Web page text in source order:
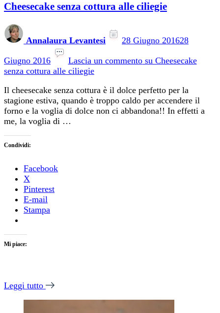
Cheesecake senza cottura alle ciliegie
Annalaura Levantesi 28 Giugno 201628
Giugno 2016 Lascia un commentosu Cheesecake
senza cottura alle ciliegie
Il cheesecake senza cottura è il dolce perfetto per la
stagione estiva, quando è troppo caldo per accendere il
forno e la voglia di dolce non ci abbandona!! In effetti a
me, la voglia di …
Condividi:
Facebook
X
Pinterest
E-mail
Stampa
Mi piace:
Leggi tutto